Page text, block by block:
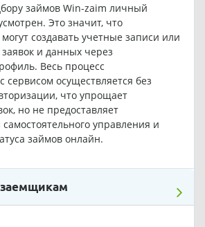
займов Win-zaim личный
Это значит, что
создавать учетные записи или
заявок и данных через
Весь процесс
сервисом осуществляется без
что упрощает
но не предоставляет
управления и
займов онлайн.